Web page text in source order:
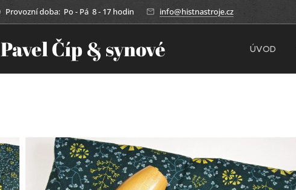
Provozní doba: Po - Pá 8 - 17 hodin info@histnastroje.cz
Pavel Číp & synové ÚVOD